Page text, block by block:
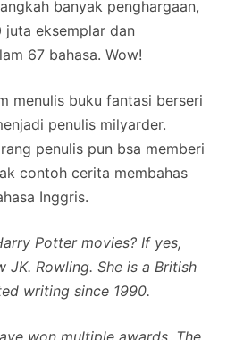
banyak penghargaan,
eksemplar dan
67 bahasa. Wow!
menulis buku fantasi berseri
penulis milyarder.
penulis pun bsa memberi
contoh cerita membahas
Inggris.
Potter movies? If yes,
JK. Rowling. She is a British
writing since 1990.